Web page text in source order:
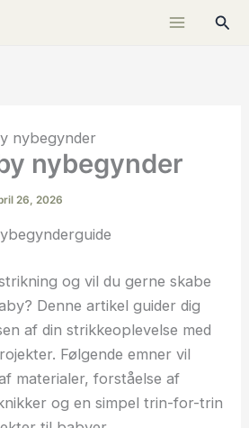
Søg
nybegynder
nybegynder
26, 2026
og vil du gerne skabe
Denne artikel guider dig
af din strikkeoplevelse med
Følgende emner vil
materialer, forståelse af
og en simpel trin-for-trin